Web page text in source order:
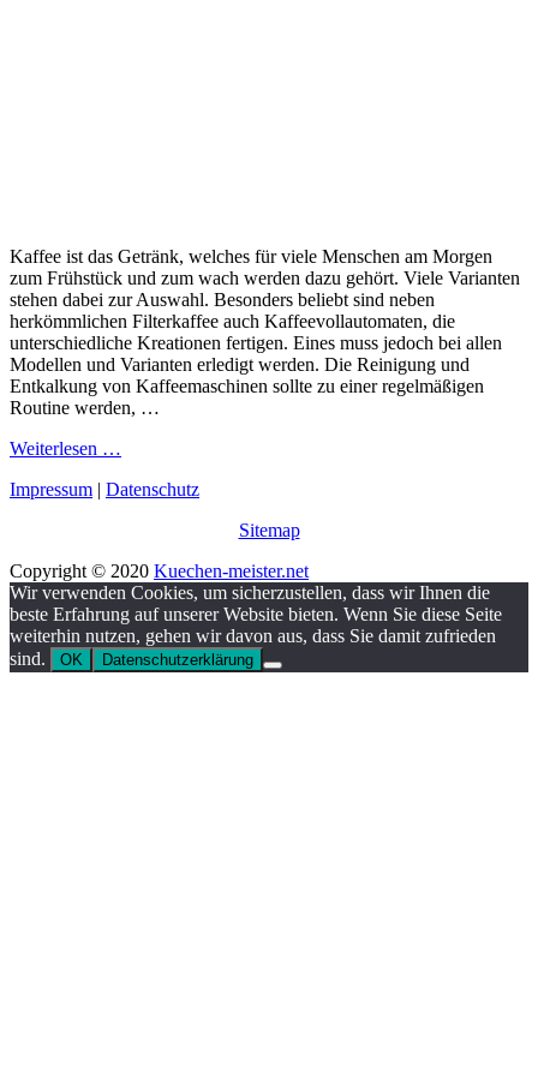
Kaffee ist das Getränk, welches für viele Menschen am Morgen
zum Frühstück und zum wach werden dazu gehört. Viele Varianten
stehen dabei zur Auswahl. Besonders beliebt sind neben
herkömmlichen Filterkaffee auch Kaffeevollautomaten, die
unterschiedliche Kreationen fertigen. Eines muss jedoch bei allen
Modellen und Varianten erledigt werden. Die Reinigung und
Entkalkung von Kaffeemaschinen sollte zu einer regelmäßigen
Routine werden, …
Weiterlesen …
Impressum | Datenschutz
Sitemap
Copyright © 2020 Kuechen-meister.net
Wir verwenden Cookies, um sicherzustellen, dass wir Ihnen die
beste Erfahrung auf unserer Website bieten. Wenn Sie diese Seite
weiterhin nutzen, gehen wir davon aus, dass Sie damit zufrieden
sind.
OK Datenschutzerklärung